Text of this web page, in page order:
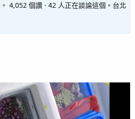
4,052 個讚 · 42 人正在談論這個。台北